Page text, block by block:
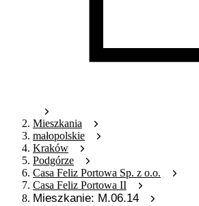
Mieszkania
małopolskie
Kraków
Podgórze
Casa Feliz Portowa Sp. z o.o.
Casa Feliz Portowa II
Mieszkanie: M.06.14